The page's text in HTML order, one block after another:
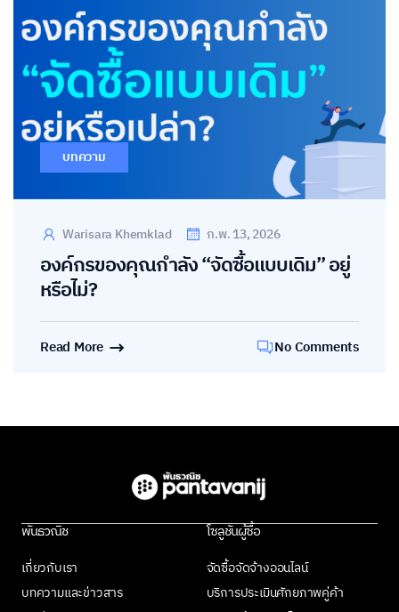
บทความ
Warisara Khemklad ก.พ. 13, 2026
องค์กรของคุณกำลัง “จัดซื้อแบบเดิม” อยู่
หรือไม่?
Read More No Comments
พันธวณิช
เกี่ยวกับเรา
บทความและข่าวสาร
โซลูชันผู้ซื้อ
จัดซื้อจัดจ้างออนไลน์
บริการประเมินศักยภาพคู่ค้า